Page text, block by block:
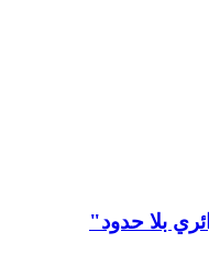
بلا حدود"